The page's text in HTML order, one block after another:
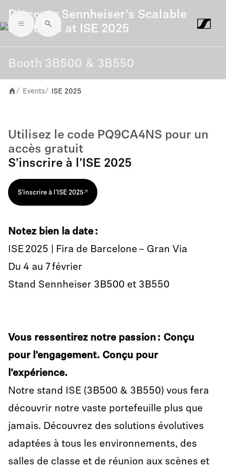
Skip to main content
Discover Sennheiser’s Scalable
Solutions at ISE 2025
Booth 3B500 & 3B550
/ Events/ ISE 2025
Utilisez le code PQ9CA4NS pour un
accès gratuit
S’inscrire à l’ISE 2025
S’inscrire à l’ISE 2025
Notez bien la date :
ISE 2025 | Fira de Barcelone – Gran Via
Du 4 au 7 février
Stand Sennheiser 3B500 et 3B550
Vous ressentirez notre passion : Conçu
pour l’engagement. Conçu pour
l’expérience.
Notre stand ISE (3B500 & 3B550) vous fera
découvrir notre vaste portefeuille plus que
jamais. Découvrez des solutions évolutives
adaptées à tous les environnements, des
salles de classe et de réunion aux scènes et